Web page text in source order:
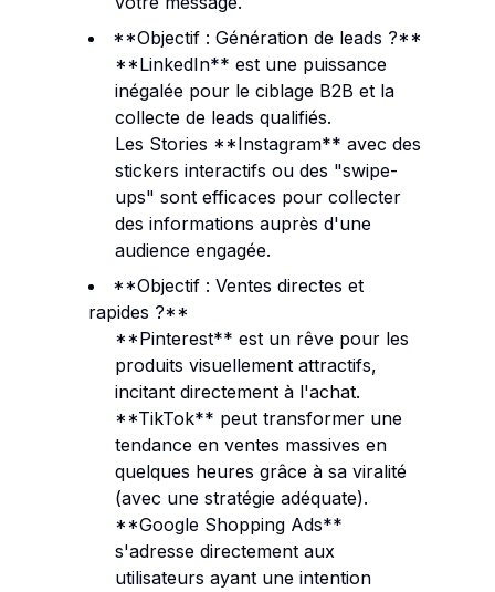
**Objectif : Génération de leads ?**
**LinkedIn** est une puissance
inégalée pour le ciblage B2B et la
collecte de leads qualifiés.
Les Stories **Instagram** avec des
stickers interactifs ou des "swipe-
ups" sont efficaces pour collecter
des informations auprès d'une
audience engagée.
**Objectif : Ventes directes et
rapides ?**
**Pinterest** est un rêve pour les
produits visuellement attractifs,
incitant directement à l'achat.
**TikTok** peut transformer une
tendance en ventes massives en
quelques heures grâce à sa viralité
(avec une stratégie adéquate).
**Google Shopping Ads**
s'adresse directement aux
utilisateurs ayant une intention